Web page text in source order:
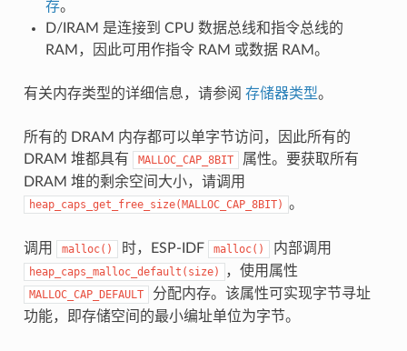
存。
D/IRAM 是连接到 CPU 数据总线和指令总线的
RAM，因此可用作指令 RAM 或数据 RAM。
有关内存类型的详细信息，请参阅 存储器类型。
所有的 DRAM 内存都可以单字节访问，因此所有的
DRAM 堆都具有
MALLOC_CAP_8BIT
属性。要获取所有
DRAM 堆的剩余空间大小，请调用
heap_caps_get_free_size(MALLOC_CAP_8BIT) 。
调用 malloc() 时，ESP-IDF malloc() 内部调用
heap_caps_malloc_default(size) ，使用属性
MALLOC_CAP_DEFAULT
分配内存。该属性可实现字节寻址
功能，即存储空间的最小编址单位为字节。